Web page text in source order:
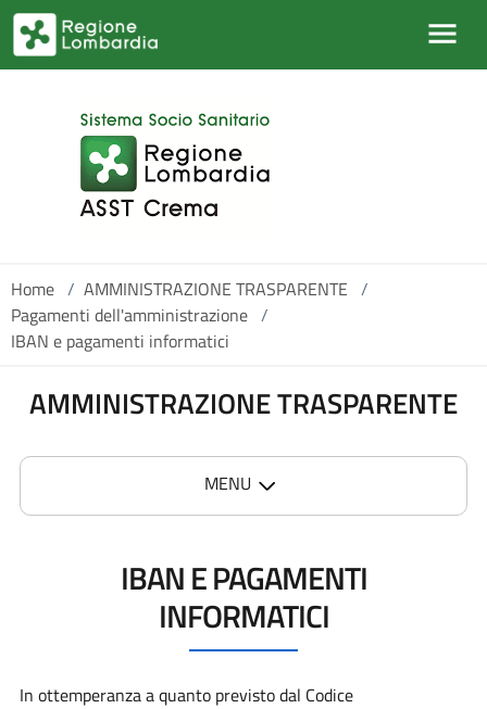
Salta al contenuto principale
Home / AMMINISTRAZIONE TRASPARENTE /
Pagamenti dell'amministrazione /
IBAN e pagamenti informatici
AMMINISTRAZIONE TRASPARENTE
MENU
IBAN E PAGAMENTI
INFORMATICI
In ottemperanza a quanto previsto dal Codice